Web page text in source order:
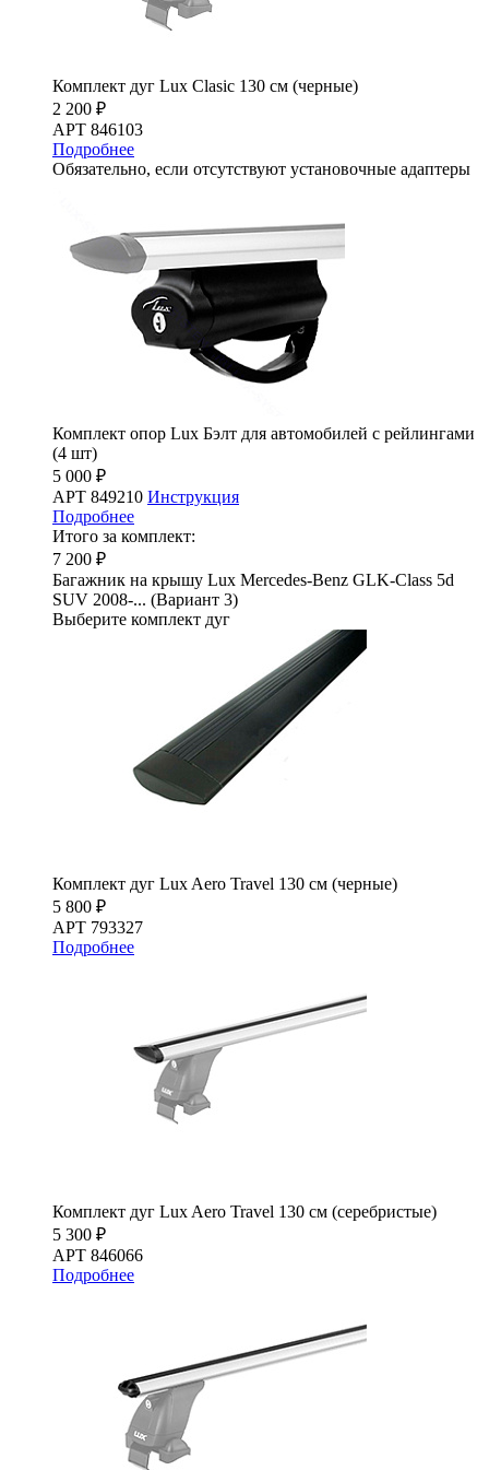
Комплект дуг Lux Clasic 130 см (черные)
2 200 ₽
АРТ 846103
Подробнее
Обязательно, если отсутствуют установочные адаптеры
Комплект опор Lux Бэлт для автомобилей с рейлингами
(4 шт)
5 000 ₽
АРТ 849210 Инструкция
Подробнее
Итого за комплект:
7 200 ₽
Багажник на крышу Lux Mercedes-Benz GLK-Class 5d
SUV 2008-... (Вариант 3)
Выберите комплект дуг
Комплект дуг Lux Aero Travel 130 см (черные)
5 800 ₽
АРТ 793327
Подробнее
Комплект дуг Lux Aero Travel 130 см (серебристые)
5 300 ₽
АРТ 846066
Подробнее